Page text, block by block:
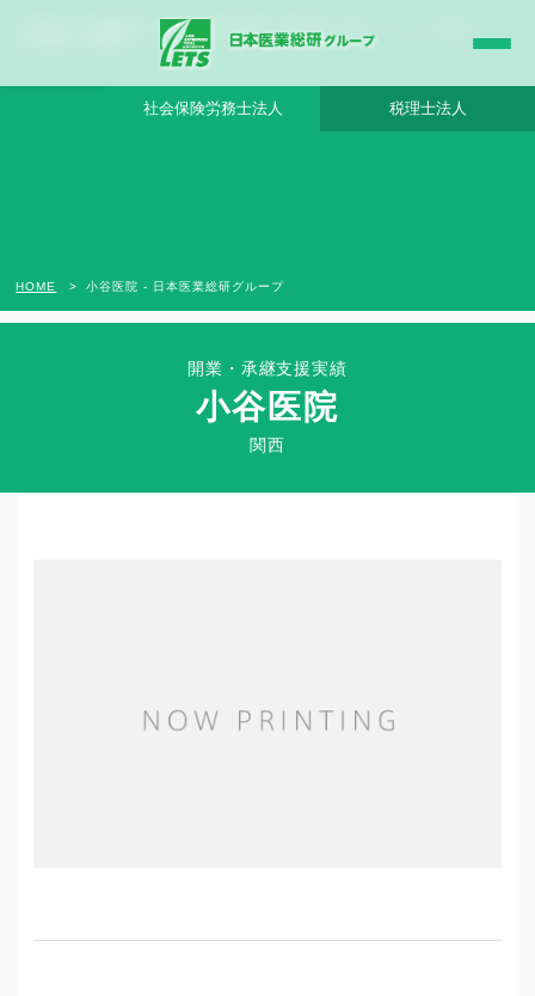
小谷医院 - 日本医業総研グループ |日本医業総研｜医院開業・承継・クリニック経営支
社会保険労務士法人 税理士法人
開業・承継支援実績
小谷医院
関西
HOME 小谷医院 - 日本医業総研グループ